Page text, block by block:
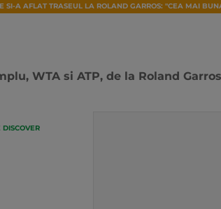
A AFLAT TRASEUL LA ROLAND GARROS: "CEA MAI
WTA si ATP, de la Roland Garros
DISCOVER